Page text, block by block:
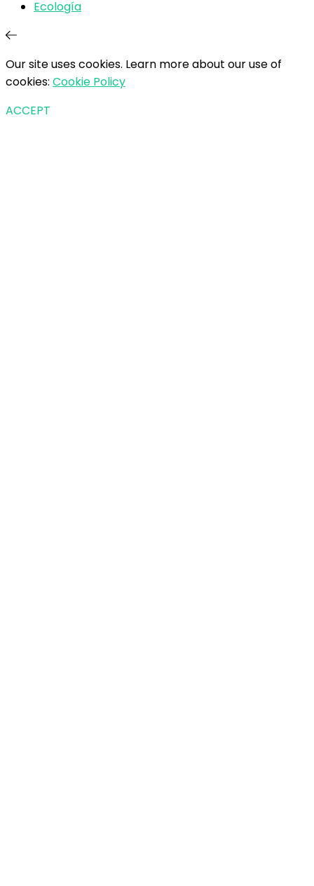
Ecología
Our site uses cookies. Learn more about our use of
cookies: Cookie Policy
ACCEPT